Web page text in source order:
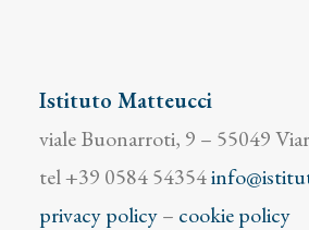
Istituto Matteucci
viale Buonarroti, 9 – 55049
tel +39 0584 54354
privacy policy– cookie policy